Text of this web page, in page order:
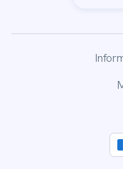
By clicking “Accept
of cookies on your